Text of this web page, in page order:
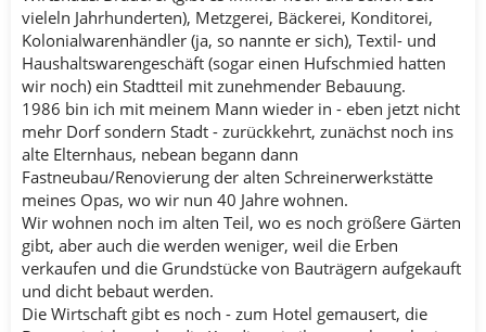
vieleln Jahrhunderten), Metzgerei, Bäckerei, Konditorei,
Kolonialwarenhändler (ja, so nannte er sich), Textil- und
Haushaltswarengeschäft (sogar einen Hufschmied hatten
wir noch) ein Stadtteil mit zunehmender Bebauung.
1986 bin ich mit meinem Mann wieder in - eben jetzt nicht
mehr Dorf sondern Stadt - zurückkehrt, zunächst noch ins
alte Elternhaus, nebean begann dann
Fastneubau/Renovierung der alten Schreinerwerkstätte
meines Opas, wo wir nun 40 Jahre wohnen.
Wir wohnen noch im alten Teil, wo es noch größere Gärten
gibt, aber auch die werden weniger, weil die Erben
verkaufen und die Grundstücke von Bauträgern aufgekauft
und dicht bebaut werden.
Die Wirtschaft gibt es noch - zum Hotel gemausert, die